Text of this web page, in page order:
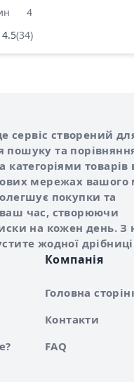
4
4.5(34)
сервіс створений
пошуку та
категоріями товарів
мережах вашого
покупки та
час, створюючи
на кожен день. З
жодної
Компанія
Головна
Контакти
FAQ